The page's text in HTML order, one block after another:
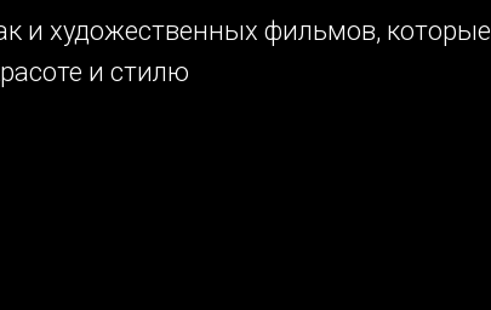
и художественных фильмов, которые
и стилю